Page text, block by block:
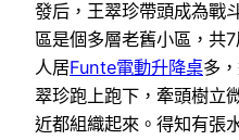
發后，王翠珍帶頭成為戰
區是個多層老舊小區，共
人居Funte電動升降桌多
翠珍跑上跑下，牽頭樹立
近都組織起來。得知有張